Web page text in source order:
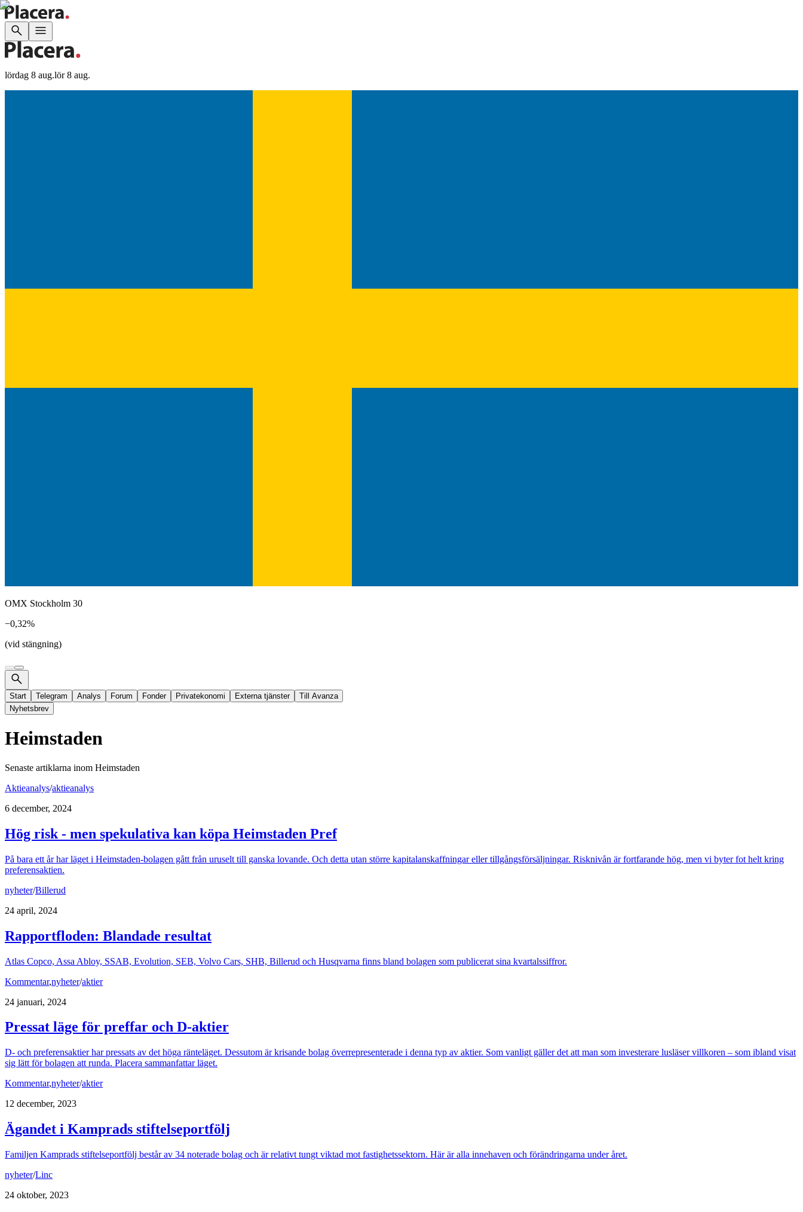
lördag 8 aug.lör 8 aug.
OMX Stockholm 30
−0,32%
(vid stängning)
Start Telegram Analys Forum Fonder Privatekonomi Externa tjänster
Till Avanza
Nyhetsbrev
Heimstaden
Senaste artiklarna inom Heimstaden
Aktieanalys/aktieanalys
6 december, 2024
Hög risk - men spekulativa kan köpa Heimstaden Pref
På bara ett år har läget i Heimstaden-bolagen gått från uruselt till ganska lovande. Och detta utan större kapitalanskaffningar eller tillgångsförsäljningar. Risknivån är fortfarande hög, men vi byter fot helt kring
preferensaktien.
nyheter/Billerud
24 april, 2024
Rapportfloden: Blandade resultat
Atlas Copco, Assa Abloy, SSAB, Evolution, SEB, Volvo Cars, SHB, Billerud och Husqvarna finns bland bolagen som publicerat sina kvartalssiffror.
Kommentar,nyheter/aktier
24 januari, 2024
Pressat läge för preffar och D-aktier
D- och preferensaktier har pressats av det höga ränteläget. Dessutom är krisande bolag överrepresenterade i denna typ av aktier. Som vanligt gäller det att man som investerare lusläser villkoren – som ibland visat
sig lätt för bolagen att runda. Placera sammanfattar läget.
Kommentar,nyheter/aktier
12 december, 2023
Ägandet i Kamprads stiftelseportfölj
Familjen Kamprads stiftelseportfölj består av 34 noterade bolag och är relativt tungt viktad mot fastighetssektorn. Här är alla innehaven och förändringarna under året.
nyheter/Linc
24 oktober, 2023